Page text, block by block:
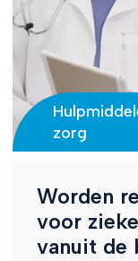
zorg
Worden
voor
vanuit de